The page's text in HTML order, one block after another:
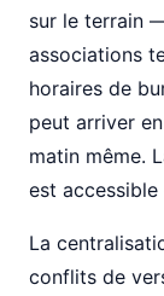
sur le terrain
associations
horaires de
peut arriver
matin même.
est accessible
La
conflits de